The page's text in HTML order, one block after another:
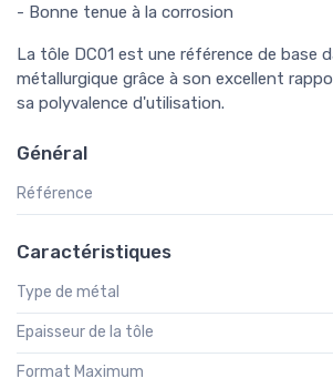
- Bonne tenue à la corrosion
La tôle DC01 est une référence de base
métallurgique grâce à son excellent
sa polyvalence d'utilisation.
Général
Référence
Caractéristiques
Type de métal
Epaisseur de la tôle
Format Maximum